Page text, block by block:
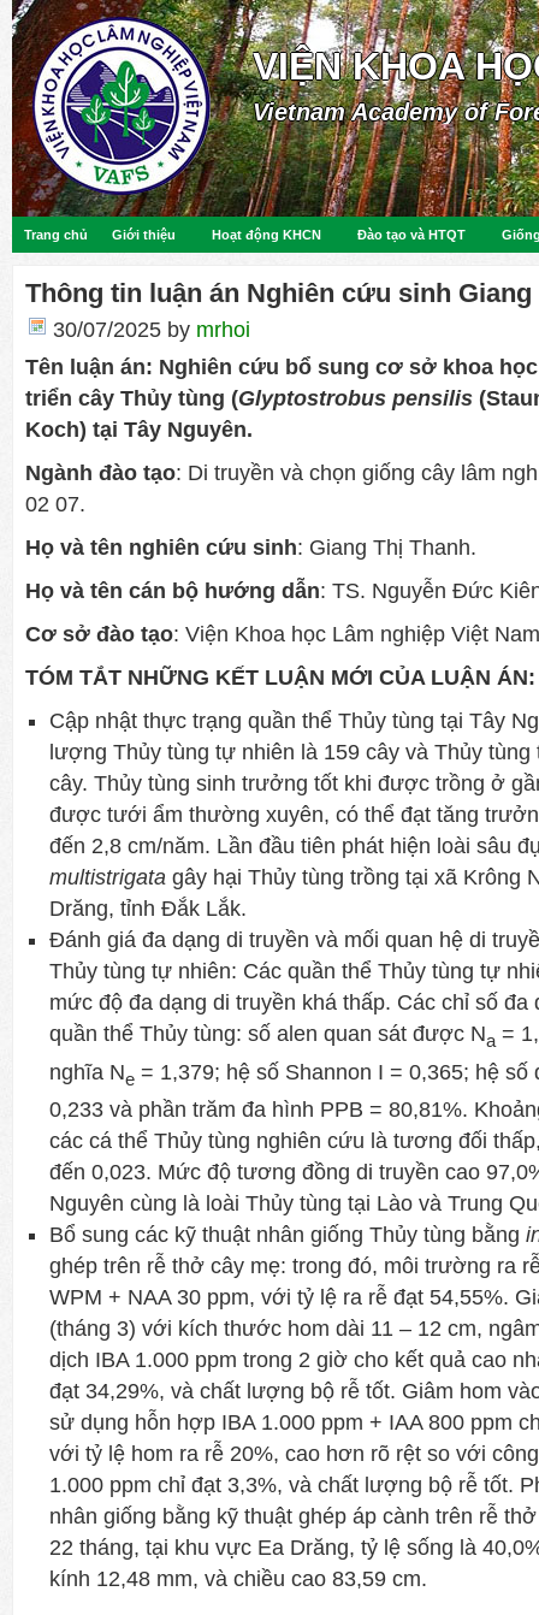
VIỆN KHOA
Vietnam Academy of
Trang chủ Giới thiệu Hoạt động KHCN Đào tạo và HTQT
Thông tin luận án Nghiên cứu sinh Giang
30/07/2025 by mrhoi
Tên luận án: Nghiên cứu bổ sung cơ sở khoa
triển cây Thủy tùng (Glyptostrobus pensilis
Koch) tại Tây Nguyên.
Ngành đào tạo: Di truyền và chọn giống cây lâm
02 07.
Họ và tên nghiên cứu sinh: Giang Thị Thanh.
Họ và tên cán bộ hướng dẫn: TS. Nguyễn Đức
Cơ sở đào tạo: Viện Khoa học Lâm nghiệp Việt
TÓM TẮT NHỮNG KẾT LUẬN MỚI CỦA LUẬN ÁN:
Cập nhật thực trạng quần thể Thủy tùng tại Tây
lượng Thủy tùng tự nhiên là 159 cây và Thủy
cây. Thủy tùng sinh trưởng tốt khi được trồng ở
được tưới ẩm thường xuyên, có thể đạt tăng
đến 2,8 cm/năm. Lần đầu tiên phát hiện loài sâu
multistrigata gây hại Thủy tùng trồng tại xã Krông
Drăng, tỉnh Đắk Lắk.
Đánh giá đa dạng di truyền và mối quan hệ di
Thủy tùng tự nhiên: Các quần thể Thủy tùng tự
mức độ đa dạng di truyền khá thấp. Các chỉ số đa
quần thể Thủy tùng: số alen quan sát được Na =
nghĩa Ne = 1,379; hệ số Shannon I = 0,365; hệ số
0,233 và phần trăm đa hình PPB = 80,81%.
các cá thể Thủy tùng nghiên cứu là tương đối
đến 0,023. Mức độ tương đồng di truyền cao
Nguyên cùng là loài Thủy tùng tại Lào và Trung
Bổ sung các kỹ thuật nhân giống Thủy tùng bằng
ghép trên rễ thở cây mẹ: trong đó, môi trường ra
WPM + NAA 30 ppm, với tỷ lệ ra rễ đạt 54,55%.
(tháng 3) với kích thước hom dài 11 – 12 cm,
dịch IBA 1.000 ppm trong 2 giờ cho kết quả cao
đạt 34,29%, và chất lượng bộ rễ tốt. Giâm hom
sử dụng hỗn hợp IBA 1.000 ppm + IAA 800 ppm
với tỷ lệ hom ra rễ 20%, cao hơn rõ rệt so với
1.000 ppm chỉ đạt 3,3%, và chất lượng bộ rễ tốt.
nhân giống bằng kỹ thuật ghép áp cành trên rễ
22 tháng, tại khu vực Ea Drăng, tỷ lệ sống là
kính 12,48 mm, và chiều cao 83,59 cm.